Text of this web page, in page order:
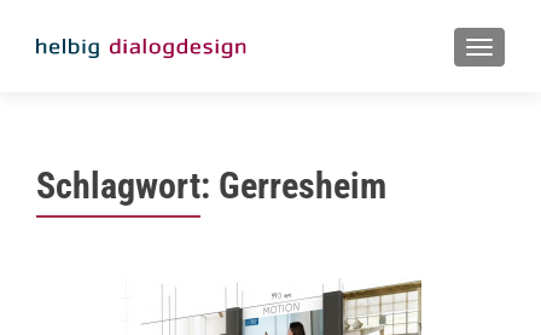
MENU
Schlagwort: Gerresheim